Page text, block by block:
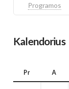
Programos
Kalendorius
Pr A